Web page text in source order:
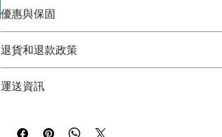
高顯色晶片，空間的完美夥伴 !
搭配智能APP調光，設置最屬於您的情境體驗!
注意:
1. 請勿使用水沖洗、拆解或改造，或更換元件
2. 無法保證燈具/軌道與它牌通用，請以實體商品為準
優惠與保固
◆  現貨供應  ◆
◆  原廠保固兩年 ◆
◆  歡迎聊聊議價 ◆
退貨和退款政策
1.商品包裝請勿毀壞
3.如需退款請直接與我們聯繫
運送資訊
▲下單後1-3工作天安排出貨